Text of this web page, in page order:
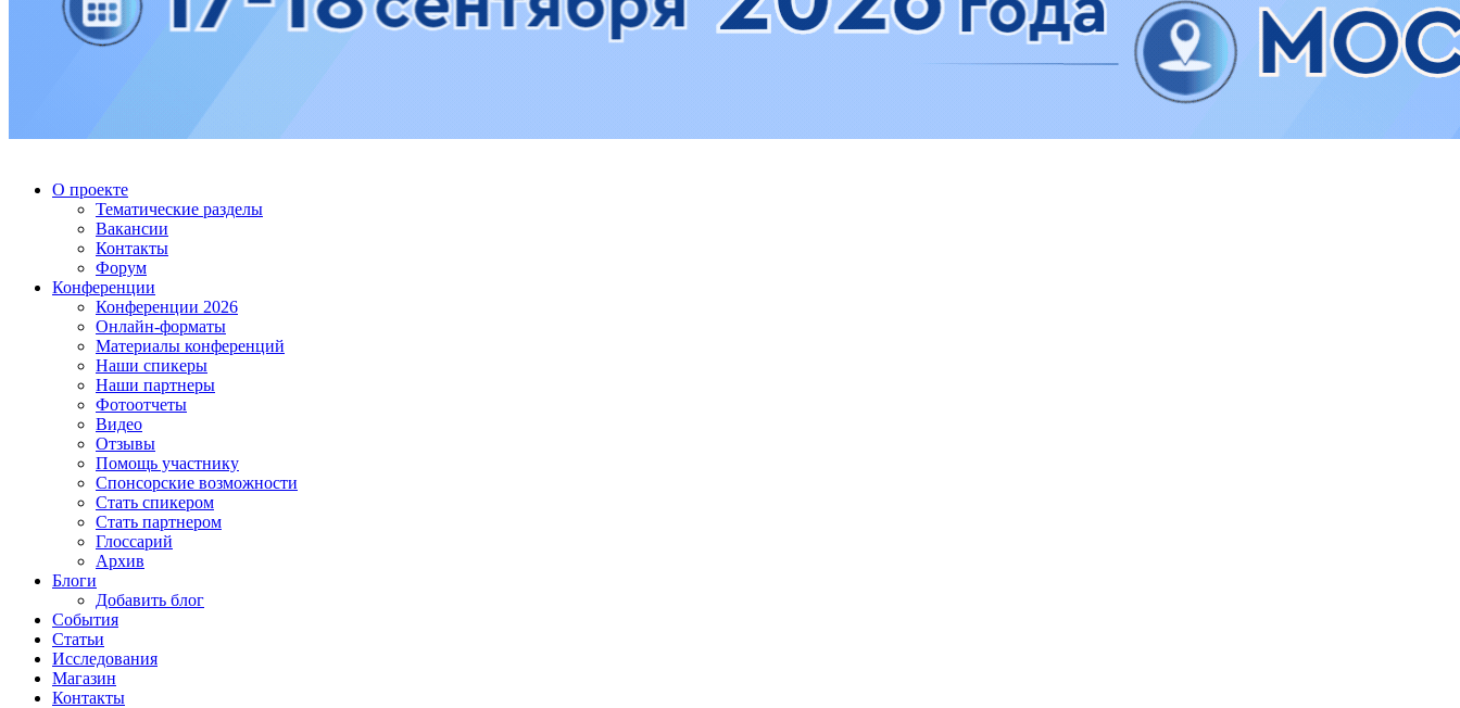
О проекте
Тематические разделы
Вакансии
Контакты
Форум
Конференции
Конференции 2026
Онлайн-форматы
Материалы конференций
Наши спикеры
Наши партнеры
Фотоотчеты
Видео
Отзывы
Помощь участнику
Спонсорские возможности
Стать спикером
Стать партнером
Глоссарий
Архив
Блоги
Добавить блог
События
Статьи
Исследования
Магазин
Контакты